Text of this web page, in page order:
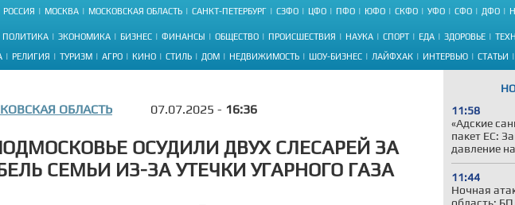
РОССИЯ МОСКВА МОСКОВСКАЯ ОБЛАСТЬ САНКТ-ПЕТЕРБУРГ СЗФО ЦФО ПФО ЮФО СКФО УФО СФО ДФО
ПОЛИТИКА ЭКОНОМИКА БИЗНЕС ФИНАНСЫ ОБЩЕСТВО ПРОИСШЕСТВИЯ НАУКА СПОРТ ЕДА ЗДОРОВЬЕ
РЕЛИГИЯ ТУРИЗМ АГРО КИНО СТИЛЬ ДОМ НЕДВИЖИМОСТЬ ШОУ-БИЗНЕС ЛАЙФХАК ИНТЕРВЬЮ СТАТЬИ
11:58
«Адские
пакет ЕС:
давление
11:44
Ночная
ОБЛАСТЬ 07.07.2025 - 16:36
ОСУДИЛИ ДВУХ СЛЕСАРЕЙ ЗА
СЕМЬИ ИЗ-ЗА УТЕЧКИ УГАРНОГО ГАЗА